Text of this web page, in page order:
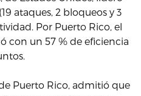
ataques, 2 bloqueos y 3
Por Puerto Rico, el
con un 57 % de eficiencia
Puerto Rico, admitió que